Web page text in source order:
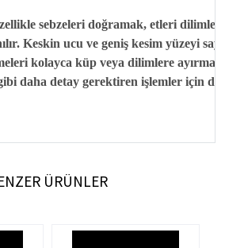
sebzeleri doğramak, etleri
Keskin ucu ve geniş kesim yüzeyi
kolayca küp veya dilimlere
daha detay gerektiren işlemler için
ÜRÜNLER